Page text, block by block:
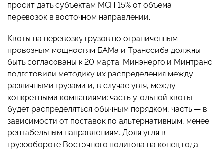
просит дать субъектам МСП 15% от объема
перевозок в восточном направлении.
Квоты на перевозку грузов по ограниченным
провозным мощностям БАМа и Транссиба должны
быть согласованы к 20 марта. Минэнерго и Минтранс
подготовили методику их распределения между
различными грузами и, в случае угля, между
конкретными компаниями: часть угольной квоты
будет распределяться обычным порядком, часть — в
зависимости от поставок по альтернативным, менее
рентабельным направлениям. Доля угля в
грузообороте Восточного полигона на конец года